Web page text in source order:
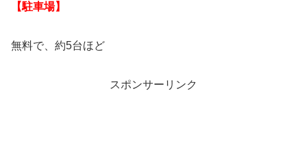
【駐車場】
無料で、約5台ほど
スポンサーリンク